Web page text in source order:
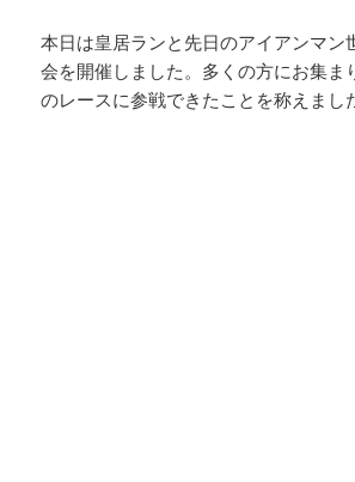
本日は皇居ランと先日のアイアンマン
会を開催しました。多くの方にお集ま
のレースに参戦できたことを称えまし